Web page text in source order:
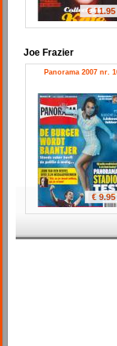
€ 11.95
Joe Frazier
Panorama 2007 nr.
€ 9.95